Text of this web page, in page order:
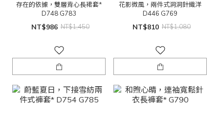
存在的依據，雙層背心長裙套*
D748 G783
NT$986 NT$1,450
花影微風，兩件式洞洞針織洋
D446 G769
NT$810 NT$1,080